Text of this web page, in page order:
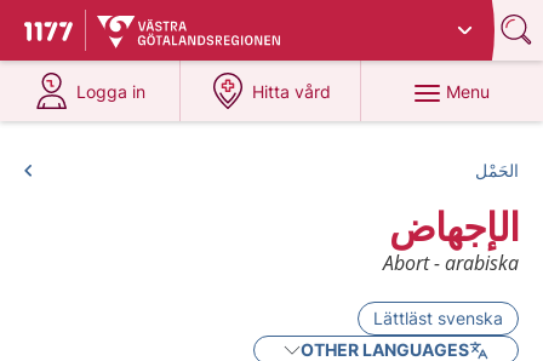
To start page for 1177
Du har valt region
Logga in
at 1177.se
Hitta vård
at 1177.se
Menu
الحَمْل
الإجهاض
Abort - arabiska
Lättläst svenska
OTHER LANGUAGES